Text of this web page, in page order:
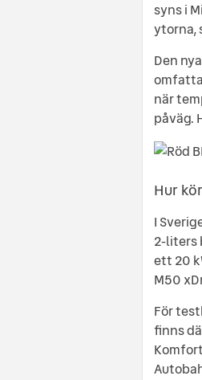
syns i
ytorna,
Den
när
påväg.
Hur
I
2-liters
ett 20
M50
För
finns